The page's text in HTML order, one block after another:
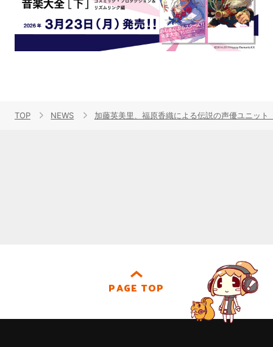
TOP NEWS 加藤英美里、福原香織による伝説の声優ユニッ
PAGE TOP